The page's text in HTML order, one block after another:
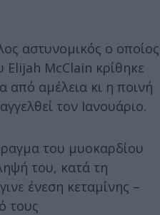
αστυνομικός ο οποίος
Elijah McClain κρίθηκε
από αμέλεια κι η ποινή
τον Ιανουάριο.
του μυοκαρδίου
του, κατά τη
ένεση κεταμίνης –
τους